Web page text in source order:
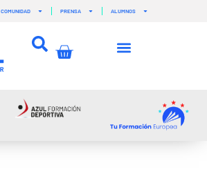
COMUNIDAD PRENSA ALUMNOS
Carrito